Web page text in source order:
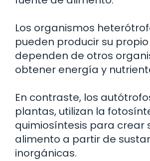
Los organismos
pueden producir su
dependen de otros
obtener energía y
En contraste, los
plantas, utilizan la
quimiosíntesis para crear
alimento a partir de
inorgánicas.